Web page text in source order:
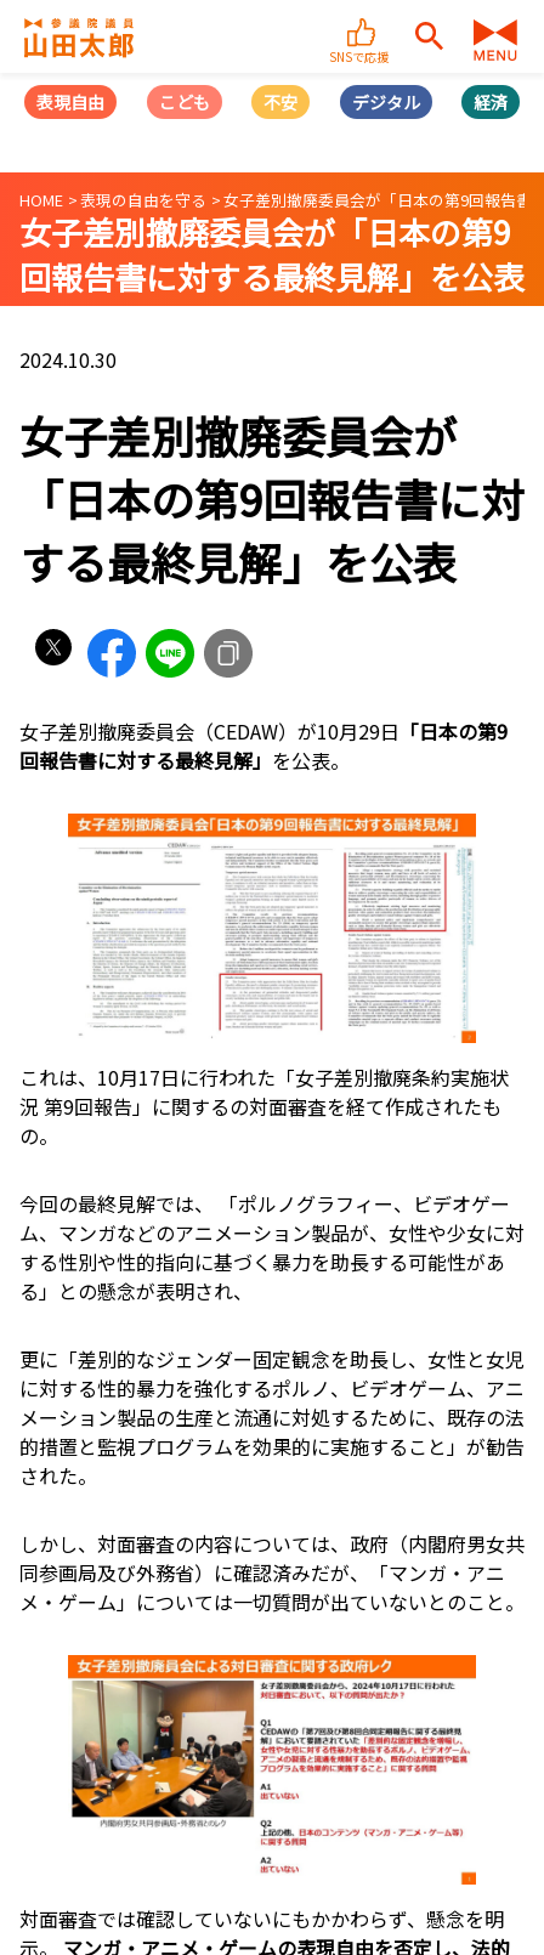
SNSで応援
表現自由 こども 不安 デジタル 経済
HOME 表現の自由を守る 女子差別撤廃委員会が「日本の第9回報告書
女子差別撤廃委員会が「日本の第9
回報告書に対する最終見解」を公表
2024.10.30
女子差別撤廃委員会が
「日本の第9回報告書に対
する最終見解」を公表
女子差別撤廃委員会（CEDAW）が10月29日 「日本の第9
回報告書に対する最終見解」 を公表。
これは、10月17日に行われた「女子差別撤廃条約実施状
況 第9回報告」に関するの対面審査を経て作成されたも
の。
今回の最終見解では、 「ポルノグラフィー、ビデオゲー
ム、マンガなどのアニメーション製品が、女性や少女に対
する性別や性的指向に基づく暴力を助長する可能性があ
る」との懸念が表明され、
更に「差別的なジェンダー固定観念を助長し、女性と女児
に対する性的暴力を強化するポルノ、ビデオゲーム、アニ
メーション製品の生産と流通に対処するために、既存の法
的措置と監視プログラムを効果的に実施すること」が勧告
された。
しかし、対面審査の内容については、政府（内閣府男女共
同参画局及び外務省）に確認済みだが、「マンガ・アニ
メ・ゲーム」については一切質問が出ていないとのこと。
対面審査では確認していないにもかかわらず、懸念を明
示。 マンガ・アニメ・ゲームの表現自由を否定し、法的